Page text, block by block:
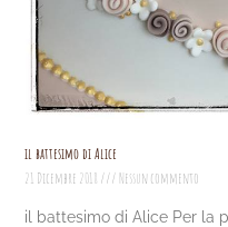
il battesimo di Alice
21 Dicembre 2018
Nessun commento
il battesimo di Alice Per la